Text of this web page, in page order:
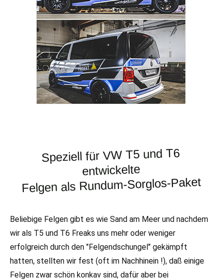
Speziell für VW T5 und T6
entwickelte
Felgen als Rundum-Sorglos-Paket
Beliebige Felgen gibt es wie Sand am Meer und nachdem
wir als T5 und T6 Freaks uns mehr oder weniger
erfolgreich durch den "Felgendschungel" gekämpft
hatten, stellten wir fest (oft im Nachhinein !), daß einige
Felgen zwar schön konkav sind, dafür aber bei